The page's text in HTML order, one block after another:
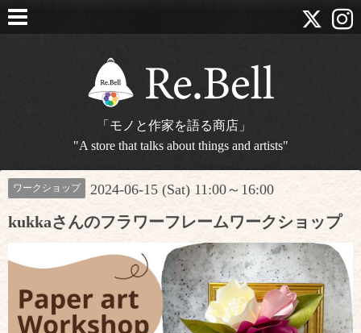
「モノと作家を語る商店」
"A store that talks about things and artists"
ワークショップ 2024-06-15 (Sat) 11:00～16:00
kukkaさんのフラワーフレームワークショップ